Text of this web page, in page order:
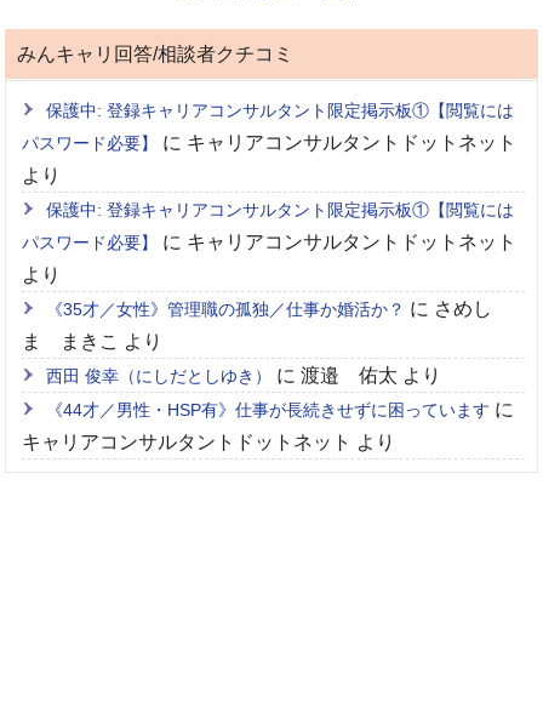
みんキャリ回答/相談者クチコミ
保護中: 登録キャリアコンサルタント限定掲示板①【閲覧には
パスワード必要】
に キャリアコンサルタントドットネット
より
保護中: 登録キャリアコンサルタント限定掲示板①【閲覧には
パスワード必要】
に キャリアコンサルタントドットネット
より
《35才／女性》管理職の孤独／仕事か婚活か？ に さめし
ま まきこ より
西田 俊幸（にしだとしゆき） に渡邉 佑太 より
《44才／男性・HSP有》仕事が長続きせずに困っています に
キャリアコンサルタントドットネット より